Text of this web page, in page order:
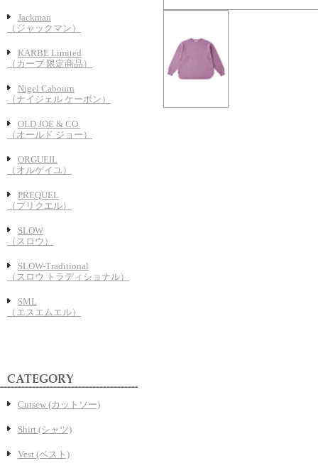
Jackman
（ジャックマン）
KARBE Limited
（カーブ 限定商品）
Nigel Cabourn
（ナイジェル ケーボン）
OLD JOE & CO.
（オールド ジョー）
ORGUEIL
（オルゲイユ）
PREQUEL
（プリクエル）
SLOW
（スロウ）
SLOW-Traditional
（スロウ トラディショナル）
SML
（エスエムエル）
Cutsew (カットソー)
Shirt (シャツ)
Vest (ベスト)